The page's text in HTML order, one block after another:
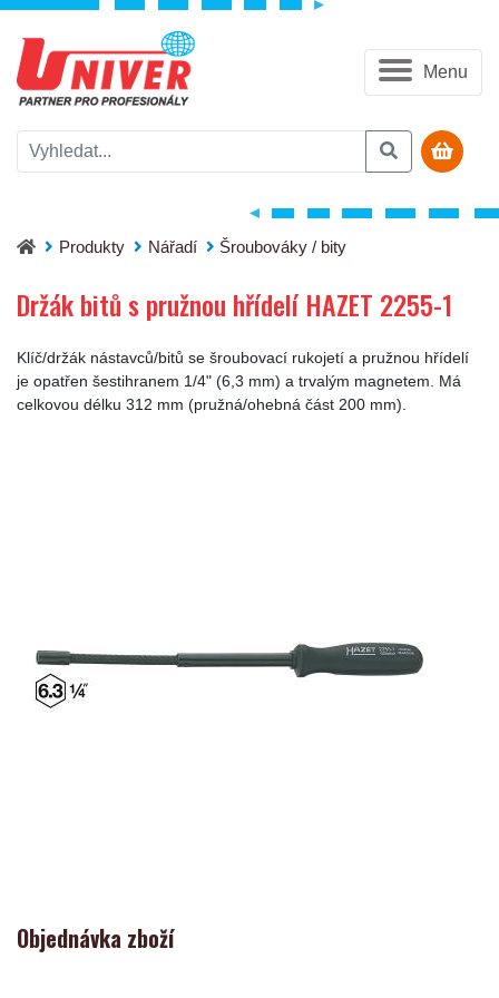
Menu
Produkty Nářadí Šroubováky / bity
Držák bitů s pružnou hřídelí HAZET 2255-1
Držák bitů s pružnou hřídelí HAZET 2255-1
Klíč/držák nástavců/bitů se šroubovací rukojetí a pružnou hřídelí
je opatřen šestihranem 1/4" (6,3 mm) a trvalým magnetem. Má
celkovou délku 312 mm (pružná/ohebná část 200 mm).
Objednávka zboží